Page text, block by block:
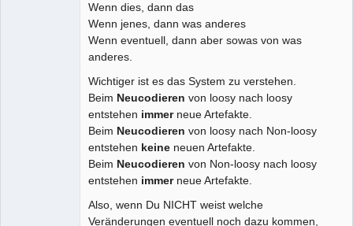
Wenn dies, dann das
Wenn jenes, dann was anderes
Wenn eventuell, dann aber sowas von was
anderes.
Wichtiger ist es das System zu verstehen.
Beim Neucodieren von loosy nach loosy
entstehen immerneue Artefakte.
Beim Neucodieren von loosy nach Non-loosy
entstehen keine neuen Artefakte.
Beim Neucodieren von Non-loosy nach loosy
entstehen immerneue Artefakte.
Also, wenn Du NICHT weist welche
Veränderungen eventuell noch dazu kommen,